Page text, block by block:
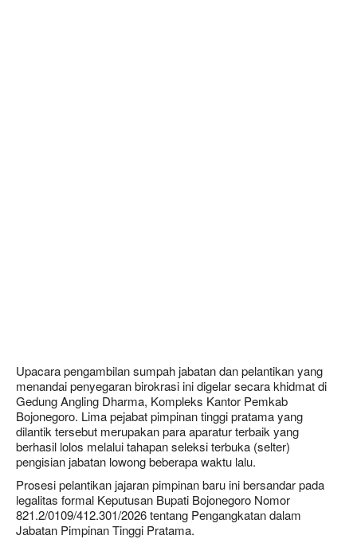
Upacara pengambilan sumpah jabatan dan pelantikan yang
menandai penyegaran birokrasi ini digelar secara khidmat di
Gedung Angling Dharma, Kompleks Kantor Pemkab
Bojonegoro. Lima pejabat pimpinan tinggi pratama yang
dilantik tersebut merupakan para aparatur terbaik yang
berhasil lolos melalui tahapan seleksi terbuka (selter)
pengisian jabatan lowong beberapa waktu lalu.
Prosesi pelantikan jajaran pimpinan baru ini bersandar pada
legalitas formal Keputusan Bupati Bojonegoro Nomor
821.2/0109/412.301/2026 tentang Pengangkatan dalam
Jabatan Pimpinan Tinggi Pratama.